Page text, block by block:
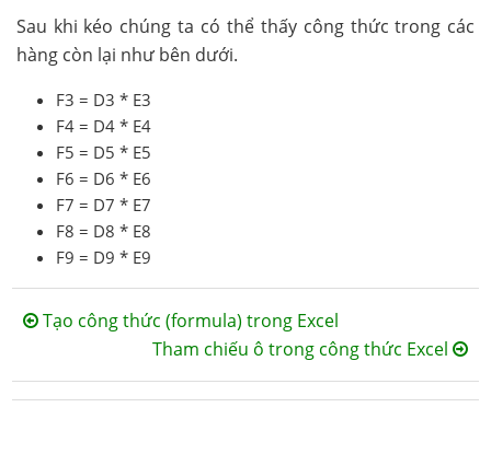
Sau khi kéo chúng ta có thể thấy công thức trong các
hàng còn lại như bên dưới.
F3 = D3 * E3
F4 = D4 * E4
F5 = D5 * E5
F6 = D6 * E6
F7 = D7 * E7
F8 = D8 * E8
F9 = D9 * E9
Tạo công thức (formula) trong Excel
Tham chiếu ô trong công thức Excel